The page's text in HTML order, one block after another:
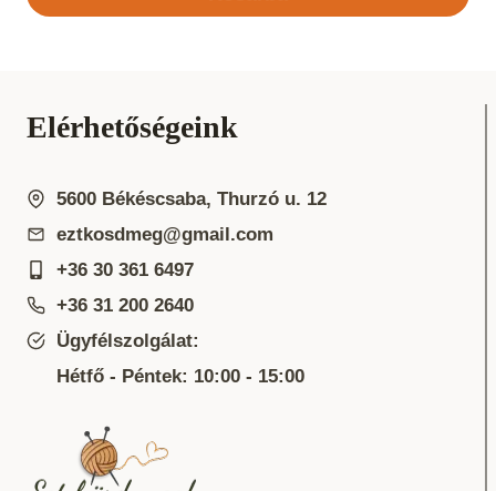
Elérhetőségeink
5600 Békéscsaba, Thurzó u. 12
eztkosdmeg@gmail.com
+36 30 361 6497
+36 31 200 2640
Ügyfélszolgálat:
Hétfő - Péntek: 10:00 - 15:00